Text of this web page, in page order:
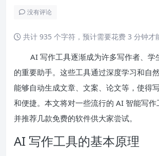
没有评论
共计 935 个字符，预计需要花费 3 分钟才
AI 写作工具逐渐成为许多写作者、学
的重要助手。这些工具通过深度学习和自
能够自动生成文章、文案、论文等，使得
和便捷。本文将对一些流行的 AI 智能写作
并推荐几款免费的软件供大家尝试。
AI 写作工具的基本原理